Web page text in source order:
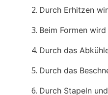
Durch Erhitzen
Beim Formen
Durch das
Durch das
Durch Stapeln